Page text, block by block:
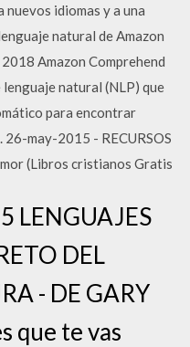
nuevos idiomas y a una
natural de Amazon
Amazon Comprehend
natural (NLP) que
para encontrar
may-2015 - RECURSOS
(Libros cristianos Gratis
LENGUAJES
DEL
- DE GARY
que te vas